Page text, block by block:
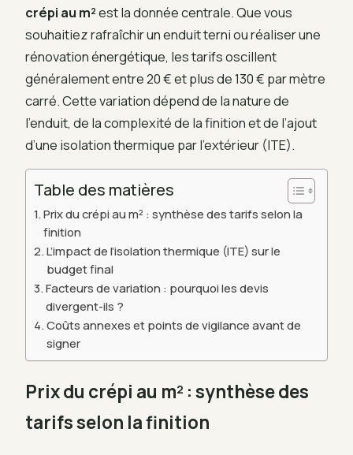
crépi au m²est la donnée centrale. Que vous
souhaitiez rafraîchir un enduit terni ou réaliser une
rénovation énergétique, les tarifs oscillent
généralement entre 20 € et plus de 130 € par mètre
carré. Cette variation dépend de la nature de
l’enduit, de la complexité de la finition et de l’ajout
d’une isolation thermique par l’extérieur (ITE).
Table des matières
Prix du crépi au m² : synthèse des tarifs selon la
finition
L’impact de l’isolation thermique (ITE) sur le
budget final
Facteurs de variation : pourquoi les devis
divergent-ils ?
Coûts annexes et points de vigilance avant de
signer
Prix du crépi au m² : synthèse des
tarifs selon la finition